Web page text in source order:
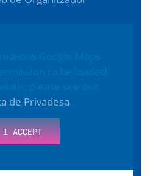
Google Maps
to be loaded.
please see our
de Privadesa
I ACCEPT